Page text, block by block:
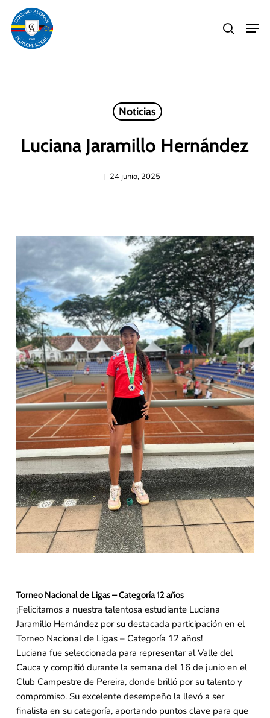
main
content
search
Noticias
Luciana Jaramillo Hernández
24 junio, 2025
Torneo Nacional de Ligas – Categoría 12 años
¡Felicitamos a nuestra talentosa estudiante Luciana
Jaramillo Hernández por su destacada participación en el
Torneo Nacional de Ligas – Categoría 12 años!
Luciana fue seleccionada para representar al Valle del
Cauca y compitió durante la semana del 16 de junio en el
Club Campestre de Pereira, donde brilló por su talento y
compromiso. Su excelente desempeño la llevó a ser
finalista en su categoría, aportando puntos clave para que